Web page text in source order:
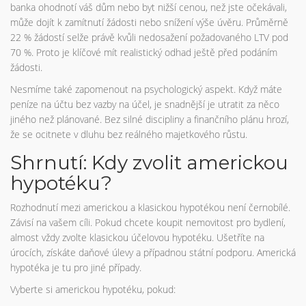
banka ohodnotí váš dům nebo byt nižší cenou, než jste očekávali,
může dojít k zamítnutí žádosti nebo snížení výše úvěru. Průměrně
22 % žádostí selže právě kvůli nedosažení požadovaného LTV pod
70 %. Proto je klíčové mít realistický odhad ještě před podáním
žádosti.
Nesmíme také zapomenout na psychologický aspekt. Když máte
peníze na účtu bez vazby na účel, je snadnější je utratit za něco
jiného než plánované. Bez silné discipliny a finančního plánu hrozí,
že se ocitnete v dluhu bez reálného majetkového růstu.
Shrnutí: Kdy zvolit americkou
hypotéku?
Rozhodnutí mezi americkou a klasickou hypotékou není černobílé.
Závisí na vašem cíli. Pokud chcete koupit nemovitost pro bydlení,
almost vždy zvolte klasickou účelovou hypotéku. Ušetříte na
úrocích, získáte daňové úlevy a případnou státní podporu. Americká
hypotéka je tu pro jiné případy.
Vyberte si americkou hypotéku, pokud: